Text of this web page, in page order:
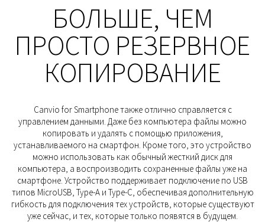
БОЛЬШЕ, ЧЕМ
ПРОСТО РЕЗЕРВНОЕ
КОПИРОВАНИЕ
Canvio for Smartphone также отлично справляется с
управлением данными. Даже без компьютера файлы можно
копировать и удалять с помощью приложения,
устанавливаемого на смартфон. Кроме того, это устройство
можно использовать как обычный жесткий диск для
компьютера, а воспроизводить сохраненные файлы уже на
смартфоне. Устройство поддерживает подключение по USB
типов MicroUSB, Type-A и Type-C, обеспечивая дополнительную
гибкость для подключения тех устройств, которые существуют
уже сейчас, и тех, которые только появятся в будущем.